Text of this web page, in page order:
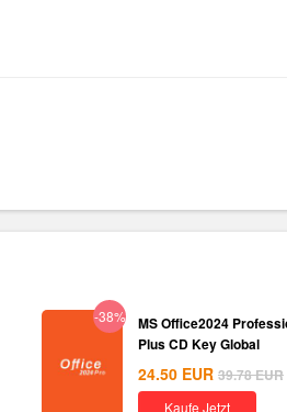
-38%
MS Office2024
Plus CD Key Global
24.50 EUR 39.78EUR
Kaufe Jetzt